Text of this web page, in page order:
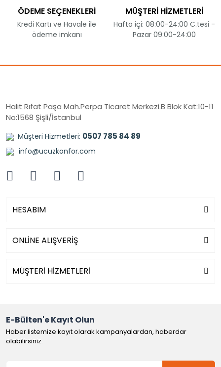
ÖDEME SEÇENEKLERİ
Kredi Kartı ve Havale ile
ödeme imkanı
MÜŞTERİ HİZMETLERİ
Hafta içi: 08:00-24:00 C.tesi -
Pazar 09:00-24:00
Halit Rıfat Paşa Mah.Perpa Ticaret Merkezi.B Blok Kat:10-11
No:1568 Şişli/İstanbul
Müşteri Hizmetleri: 0507 785 84 89
info@ucuzkonfor.com
HESABIM
ONLİNE ALIŞVERİŞ
MÜŞTERİ HİZMETLERİ
E-Bülten'e Kayıt Olun
Haber listemize kayıt olarak kampanyalardan, haberdar
olabilirsiniz.